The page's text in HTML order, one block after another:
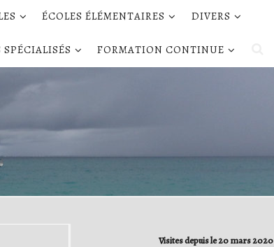
ÉCOLES ÉLÉMENTAIRES DIVERS
FORMATION CONTINUE
Visites depuis le 20 mars 2020